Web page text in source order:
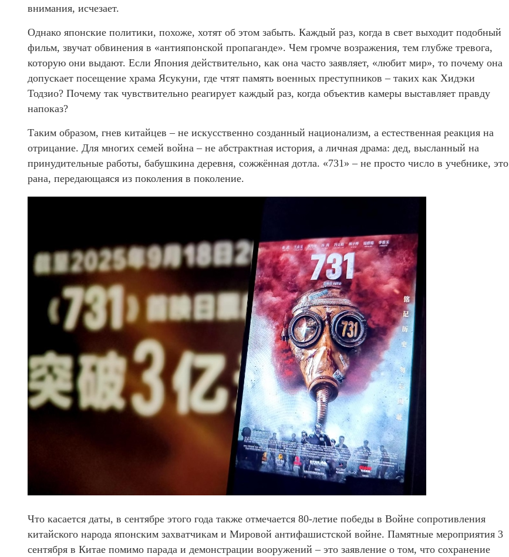
внимания, исчезает.
Однако японские политики, похоже, хотят об этом забыть. Каждый раз, когда в свет выходит подобный
фильм, звучат обвинения в «антияпонской пропаганде». Чем громче возражения, тем глубже тревога,
которую они выдают. Если Япония действительно, как она часто заявляет, «любит мир», то почему она
допускает посещение храма Ясукуни, где чтят память военных преступников – таких как Хидэки
Тодзио? Почему так чувствительно реагирует каждый раз, когда объектив камеры выставляет правду
напоказ?
Таким образом, гнев китайцев – не искусственно созданный национализм, а естественная реакция на
отрицание. Для многих семей война – не абстрактная история, а личная драма: дед, высланный на
принудительные работы, бабушкина деревня, сожжённая дотла. «731» – не просто число в учебнике, это
рана, передающаяся из поколения в поколение.
Что касается даты, в сентябре этого года также отмечается 80-летие победы в Войне сопротивления
китайского народа японским захватчикам и Мировой антифашистской войне. Памятные мероприятия 3
сентября в Китае помимо парада и демонстрации вооружений – это заявление о том, что сохранение